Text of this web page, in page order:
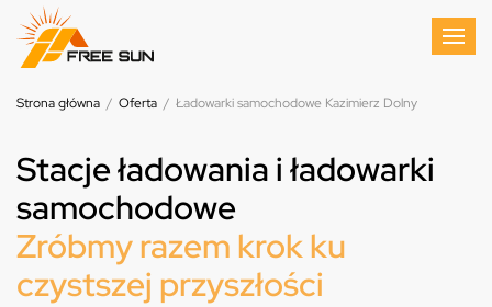
Strona główna / Oferta / Ładowarki samochodowe Kazimierz Dolny
Stacje ładowania i ładowarki
samochodowe
Zróbmy razem krok ku
czystszej przyszłości